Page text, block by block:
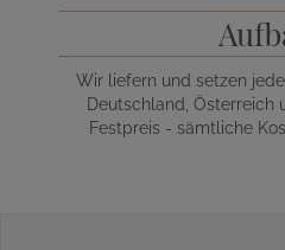
Wir liefern und setzen
Deutschland, Österreich
Festpreis - sämtliche